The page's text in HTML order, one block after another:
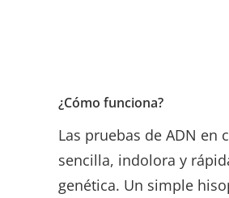
¿Cómo funciona?
Las pruebas de ADN en
sencilla, indolora y
genética. Un simple